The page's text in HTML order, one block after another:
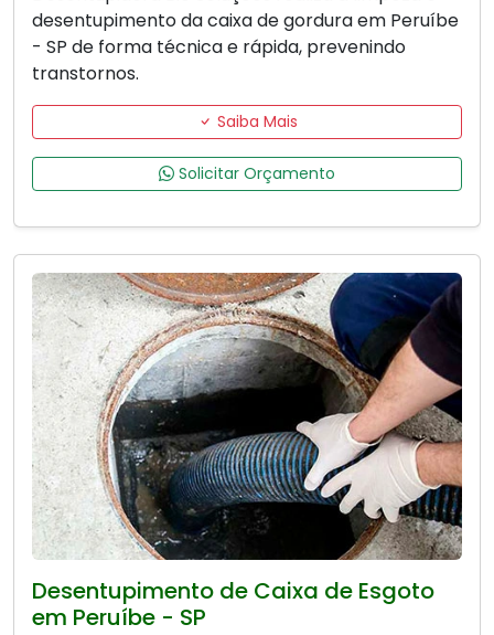
desentupimento da caixa de gordura em Peruíbe
- SP de forma técnica e rápida, prevenindo
transtornos.
Saiba Mais
Solicitar Orçamento
Desentupimento de Caixa de Esgoto
em Peruíbe - SP